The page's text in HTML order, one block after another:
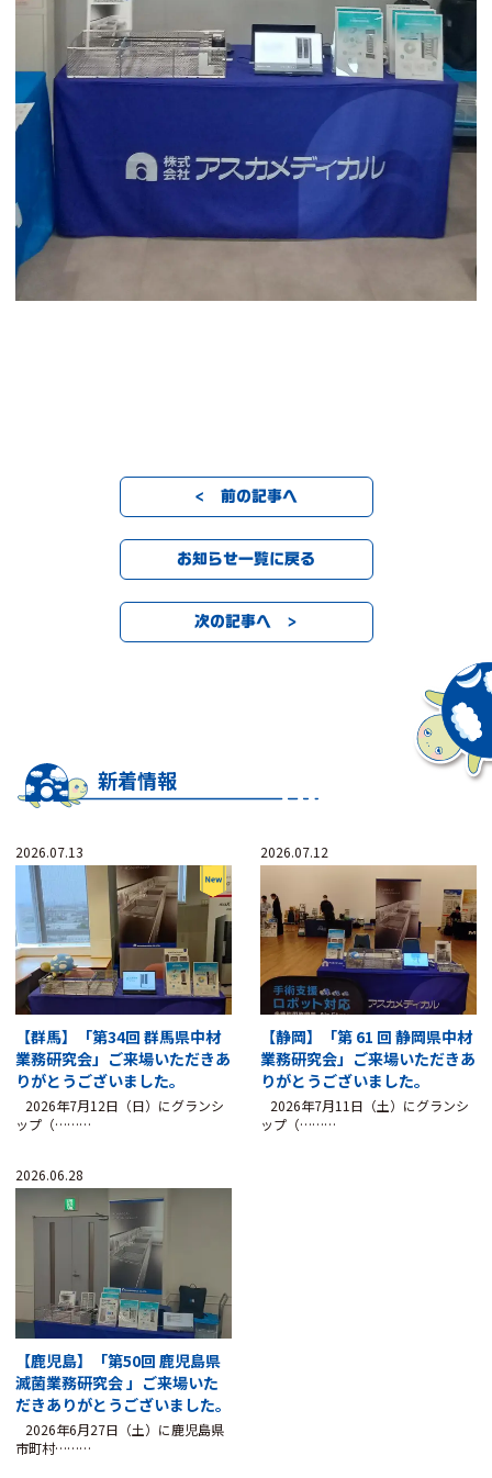
< 前の記事へ
お知らせ一覧に戻る
次の記事へ >
新着情報
2026.07.13
【群馬】「第34回 群馬県中材
業務研究会」ご来場いただきあ
りがとうございました。
2026年7月12日（日）にグランシ
ップ（………
2026.07.12
【静岡】「第 61 回 静岡県中材
業務研究会」ご来場いただきあ
りがとうございました。
2026年7月11日（土）にグランシ
ップ（………
2026.06.28
【鹿児島】「第50回 鹿児島県
滅菌業務研究会 」ご来場いた
だきありがとうございました。
2026年6月27日（土）に鹿児島県
市町村………